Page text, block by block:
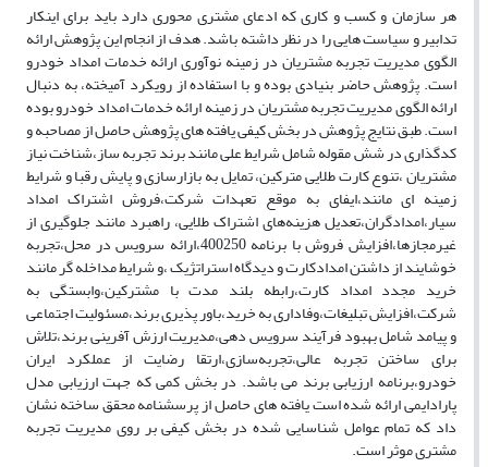
هر سازمان و کسب و کاری که ادعای مشتری محوری دارد باید برای اینکار
تدابیر و سیاست‌ هایی را در نظر داشته باشد. هدف از انجام این پژوهش ارائه
الگوی مدیریت تجربه مشتریان در زمینه نوآوری ارائه خدمات امداد خودرو
است. پژوهش حاضر بنیادی بوده و با استفاده از رویکرد آمیخته، به دنبال
ارائه الگوی مدیریت تجربه مشتریان در زمینه ارائه خدمات امداد خودرو بوده
است. طبق نتایج پژوهش در بخش کیفی یافته های پژوهش حاصل از مصاحبه و
کدگذاری در شش مقوله شامل شرایط علی مانند برند تجربه ساز،شناخت نیاز
مشتریان ،تنوع کارت طلایی مترکین، تمایل به بازارسازی و پایش رقبا و شرایط
زمینه ای مانند،ایفای به موقع تعهدات شرکت،فروش اشتراک امداد
سیار،امدادگران،تعدیل هزینه‌های اشتراک طلایی، راهبرد مانند جلوگیری از
غیرمجازها،افزایش فروش با برنامه 400250،ارائه سرویس در محل،تجربه
خوشایند از داشتن امدادکارت و دیدگاه استراتژیک ،و شرایط مداخله گر مانند
خرید مجدد امداد کارت،رابطه بلند مدت با مشترکین،وابستگی به
شرکت،افزایش تبلیغات،وفاداری به خرید،باور پذیری برند،مسئولیت اجتماعی
و پیامد شامل بهبود فرآیند سرویس دهی،مدیریت ارزش آفرینی برند،تلاش
برای ساختن تجربه عالی،تجربه‌سازی،ارتقا رضایت از عملکرد ایران
خودرو،برنامه ارزیابی برند می باشد. در بخش کمی که جهت ارزیابی مدل
پارادایمی ارائه شده است یافته های حاصل از پرسشنامه محقق ساخته نشان
داد که تمام عوامل شناسایی شده در بخش کیفی بر روی مدیریت تجربه
مشتری موثر است.